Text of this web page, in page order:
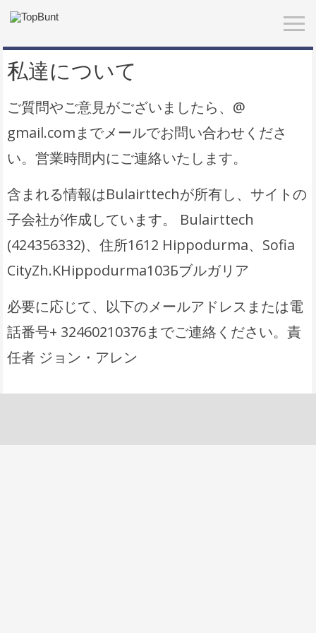
私達について
ご質問やご意見がございましたら、@
gmail.comまでメールでお問い合わせくださ
い。営業時間内にご連絡いたします。
含まれる情報はBulairttechが所有し、サイトの
子会社が作成しています。 Bulairttech
(424356332)、住所1612 Hippodurma、Sofia
CityZh.KHippodurma103Бブルガリア
必要に応じて、以下のメールアドレスまたは電
話番号+ 32460210376までご連絡ください。責
任者 ジョン・アレン